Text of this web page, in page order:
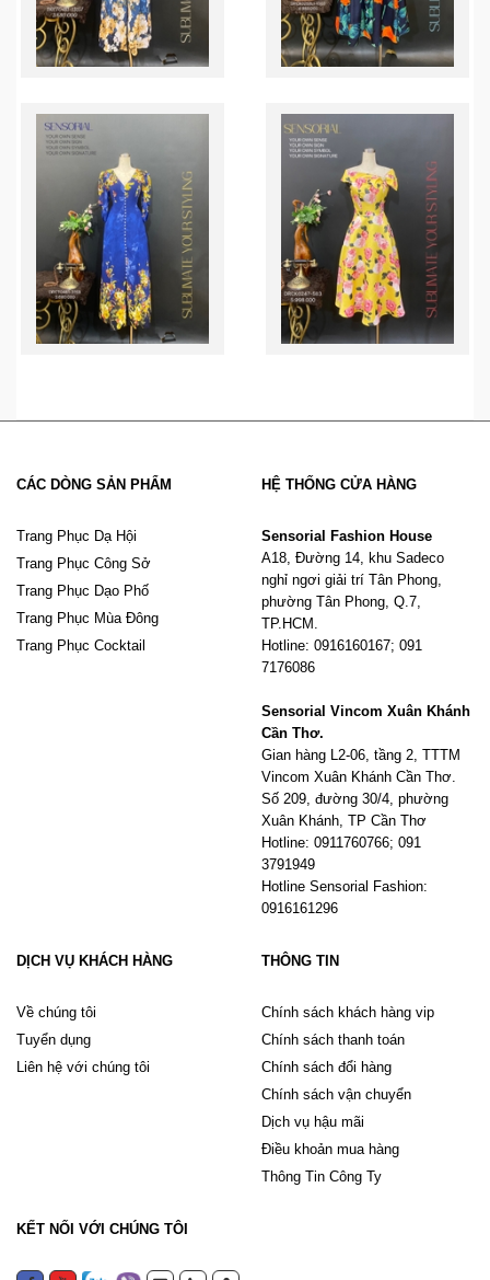
CÁC DÒNG SẢN PHẨM
Trang Phục Dạ Hội
Trang Phục Công Sở
Trang Phục Dạo Phố
Trang Phục Mùa Đông
Trang Phục Cocktail
HỆ THỐNG CỬA HÀNG
Sensorial Fashion House
A18, Đường 14, khu Sadeco
nghỉ ngơi giải trí Tân Phong,
phường Tân Phong, Q.7,
TP.HCM.
Hotline: 0916160167; 091
7176086
Sensorial Vincom Xuân Khánh
Cần Thơ.
Gian hàng L2-06, tầng 2, TTTM
Vincom Xuân Khánh Cần Thơ.
Số 209, đường 30/4, phường
Xuân Khánh, TP Cần Thơ
Hotline: 0911760766; 091
3791949
Hotline Sensorial Fashion:
0916161296
DỊCH VỤ KHÁCH HÀNG
Về chúng tôi
Tuyển dụng
Liên hệ với chúng tôi
THÔNG TIN
Chính sách khách hàng vip
Chính sách thanh toán
Chính sách đổi hàng
Chính sách vận chuyển
Dịch vụ hậu mãi
Điều khoản mua hàng
Thông Tin Công Ty
KẾT NỐI VỚI CHÚNG TÔI